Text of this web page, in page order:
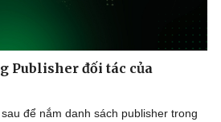
Publisher đối tác của
để nắm danh sách publisher trong